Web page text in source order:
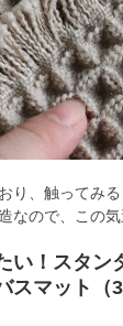
り、触ってみる
なので、この気
い！スタン
スマット（